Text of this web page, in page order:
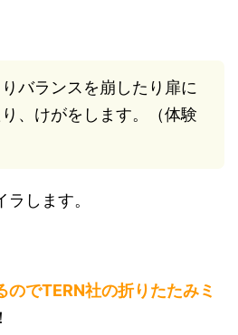
バランスを崩したり扉に
、けがをします。（体験
します。
のでTERN社の折りたたみミ
！